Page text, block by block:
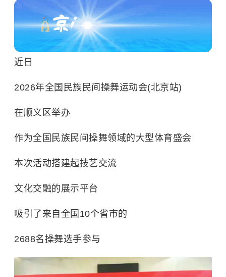
近日
2026年全国民族民间操舞运动会(北京站)
在顺义区举办
作为全国民族民间操舞领域的大型体育盛会
本次活动搭建起技艺交流
文化交融的展示平台
吸引了来自全国10个省市的
2688名操舞选手参与